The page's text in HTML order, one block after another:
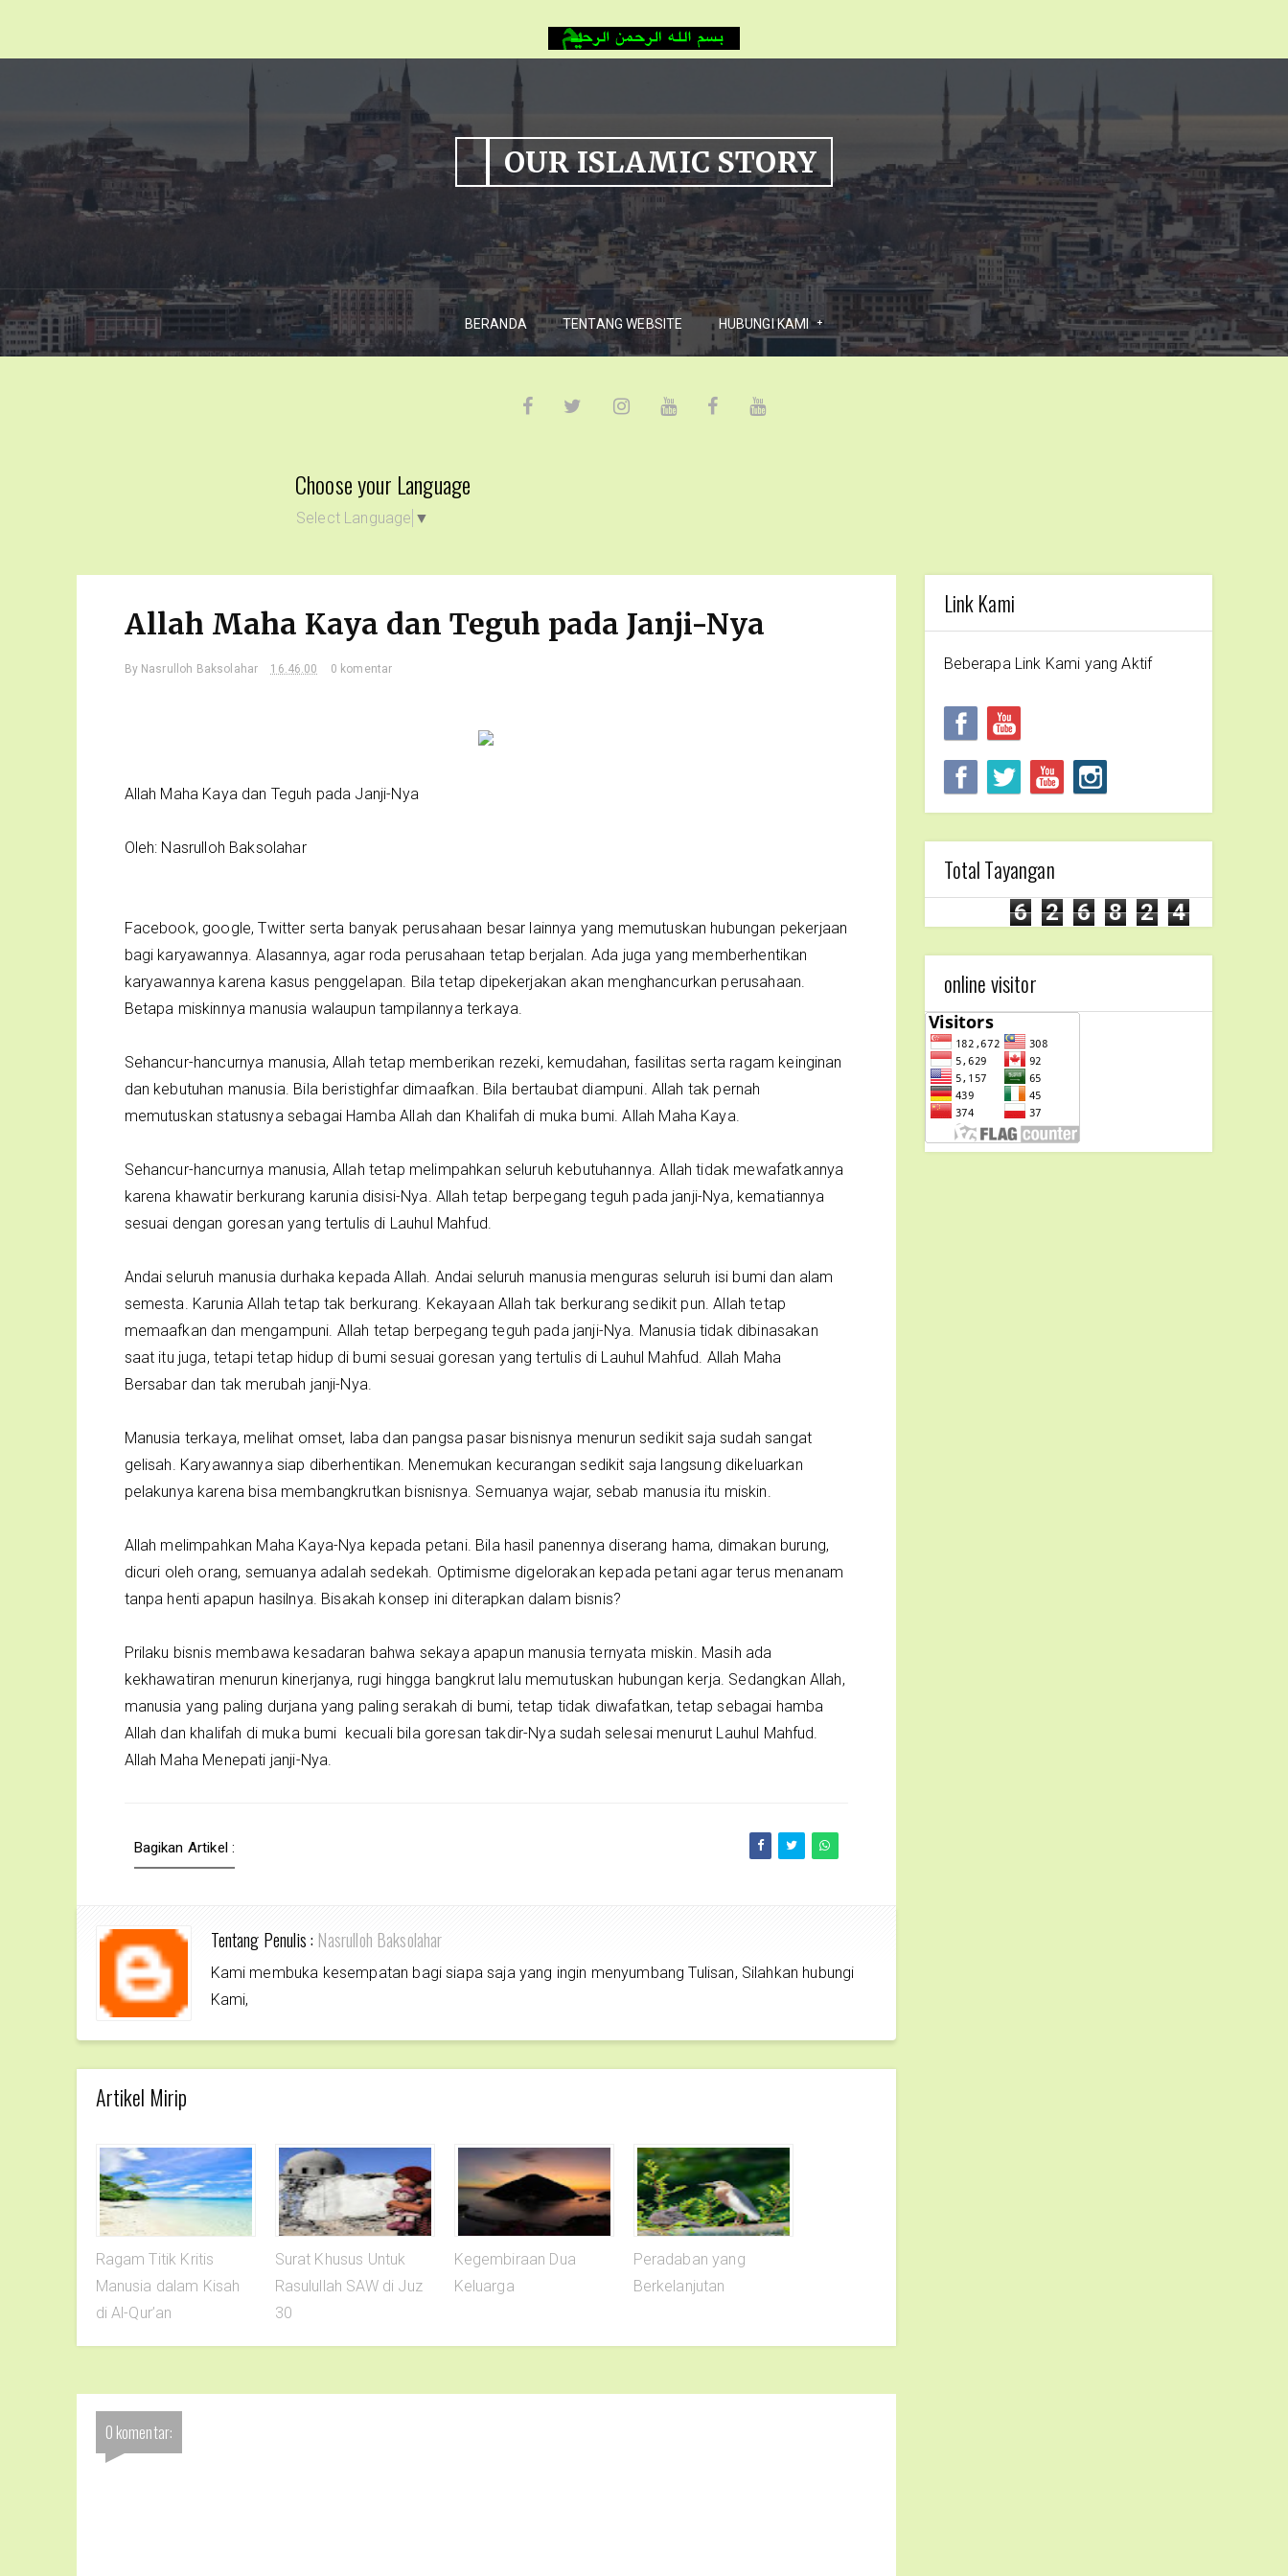
OUR ISLAMIC STORY
BERANDA TENTANG WEBSITE HUBUNGI KAMI
Choose your Language
Select Language ▼
Allah Maha Kaya dan Teguh pada Janji-Nya
By Nasrulloh Baksolahar 16.46.00 0 komentar
Allah Maha Kaya dan Teguh pada Janji-Nya
Oleh: Nasrulloh Baksolahar
Facebook, google, Twitter serta banyak perusahaan besar lainnya yang memutuskan hubungan pekerjaan
bagi karyawannya. Alasannya, agar roda perusahaan tetap berjalan. Ada juga yang memberhentikan
karyawannya karena kasus penggelapan. Bila tetap dipekerjakan akan menghancurkan perusahaan.
Betapa miskinnya manusia walaupun tampilannya terkaya.
Sehancur-hancurnya manusia, Allah tetap memberikan rezeki, kemudahan, fasilitas serta ragam keinginan
dan kebutuhan manusia. Bila beristighfar dimaafkan. Bila bertaubat diampuni. Allah tak pernah
memutuskan statusnya sebagai Hamba Allah dan Khalifah di muka bumi. Allah Maha Kaya.
Sehancur-hancurnya manusia, Allah tetap melimpahkan seluruh kebutuhannya. Allah tidak mewafatkannya
karena khawatir berkurang karunia disisi-Nya. Allah tetap berpegang teguh pada janji-Nya, kematiannya
sesuai dengan goresan yang tertulis di Lauhul Mahfud.
Andai seluruh manusia durhaka kepada Allah. Andai seluruh manusia menguras seluruh isi bumi dan alam
semesta. Karunia Allah tetap tak berkurang. Kekayaan Allah tak berkurang sedikit pun. Allah tetap
memaafkan dan mengampuni. Allah tetap berpegang teguh pada janji-Nya. Manusia tidak dibinasakan
saat itu juga, tetapi tetap hidup di bumi sesuai goresan yang tertulis di Lauhul Mahfud. Allah Maha
Bersabar dan tak merubah janji-Nya.
Manusia terkaya, melihat omset, laba dan pangsa pasar bisnisnya menurun sedikit saja sudah sangat
gelisah. Karyawannya siap diberhentikan. Menemukan kecurangan sedikit saja langsung dikeluarkan
pelakunya karena bisa membangkrutkan bisnisnya. Semuanya wajar, sebab manusia itu miskin.
Allah melimpahkan Maha Kaya-Nya kepada petani. Bila hasil panennya diserang hama, dimakan burung,
dicuri oleh orang, semuanya adalah sedekah. Optimisme digelorakan kepada petani agar terus menanam
tanpa henti apapun hasilnya. Bisakah konsep ini diterapkan dalam bisnis?
Prilaku bisnis membawa kesadaran bahwa sekaya apapun manusia ternyata miskin. Masih ada
kekhawatiran menurun kinerjanya, rugi hingga bangkrut lalu memutuskan hubungan kerja. Sedangkan Allah,
manusia yang paling durjana yang paling serakah di bumi, tetap tidak diwafatkan, tetap sebagai hamba
Allah dan khalifah di muka bumi kecuali bila goresan takdir-Nya sudah selesai menurut Lauhul Mahfud.
Allah Maha Menepati janji-Nya.
Bagikan Artikel :
Tentang Penulis : Nasrulloh Baksolahar
Kami membuka kesempatan bagi siapa saja yang ingin menyumbang Tulisan, Silahkan hubungi
Kami,
Artikel Mirip
Ragam Titik Kritis
Manusia dalam Kisah
di Al-Qur’an
Surat Khusus Untuk
Rasulullah SAW di Juz
30
Kegembiraan Dua
Keluarga
Peradaban yang
Berkelanjutan
0 komentar:
Link Kami
Beberapa Link Kami yang Aktif
Total Tayangan
6 2 6 8 2 4
online visitor